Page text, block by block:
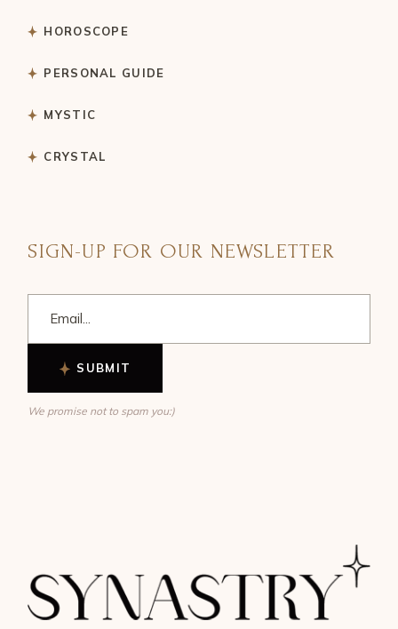
HOROSCOPE
PERSONAL GUIDE
MYSTIC
CRYSTAL
SIGN-UP FOR OUR NEWSLETTER
SUBMIT
We promise not to spam you:)